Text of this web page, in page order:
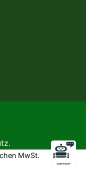
MwSt.